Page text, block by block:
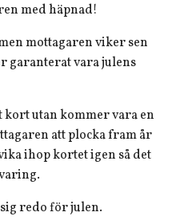
med häpnad!
mottagaren viker sen
garanterat vara julens
kort utan kommer vara en
att plocka fram år
ihop kortet igen så det
redo för julen.